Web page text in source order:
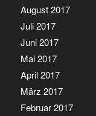
August 2017
Juli 2017
Juni 2017
Mai 2017
April 2017
März 2017
Februar 2017